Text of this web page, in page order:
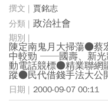
賈銘志
政治社會
陳定南鬼月大掃蕩●蔡
中較勁 ──國壽、新光
動電話競標●精業聯網
蹤●民代借錢手法大公
2000-09-07 00:11